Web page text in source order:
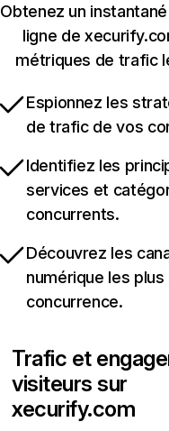
Obtenez un
ligne de
métriques de trafic
Espionnez les
de trafic de vos
Identifiez les
services et
concurrents.
Découvrez les
numérique les
concurrence.
Trafic et
visiteurs sur
xecurify.com